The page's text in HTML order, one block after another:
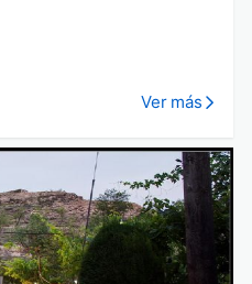
Ver más